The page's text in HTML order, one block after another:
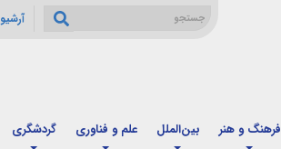
آرشیو
فرهنگ و هنر بین‌الملل علم و فناوری گردشگری